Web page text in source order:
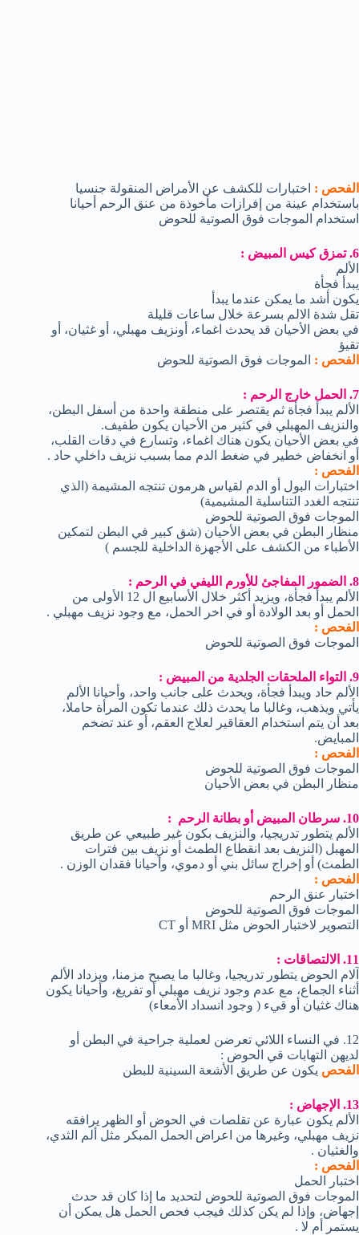
الفحص : اختبارات للكشف عن الأمراض المنقولة جنسيا
باستخدام عينة من إفرازات مأخوذة من عنق الرحم أحيانا
استخدام الموجات فوق الصوتية للحوض
6. تمزق كيس المبيض :
الألم
يبدأ فجأة
يكون أشد ما يمكن عندما يبدأ
تقل شدة الالم بسرعة خلال ساعات قليلة
في بعض الأحيان قد يحدث اغماء، أونزيف مهبلي، أو غثيان، أو
تقيؤ
الفحص : الموجات فوق الصوتية للحوض
7. الحمل خارج الرحم :
الألم يبدأ فجأة ثم يقتصر على منطقة واحدة من أسفل البطن،
والنزيف المهبلي في كثير من الأحيان يكون طفيف.
في بعض الأحيان يكون هناك اغماء، وتسارع في دقات القلب،
أو انخفاض خطير في ضغط الدم مما بسبب نزيف داخلي حاد .
الفحص :
اختبارات البول أو الدم لقياس هرمون تنتجه المشيمة (الذي
تنتجه الغدد التناسلية المشيمية)
الموجات فوق الصوتية للحوض
منظار البطن في بعض الأحيان (شق كبير في البطن لتمكين
الأطباء من الكشف على الأجهزة الداخلية للجسم )
8. الضمور المفاجئ للأورم الليفي في الرحم :
الألم يبدأ فجأة، ويزيد أكثر خلال الأسابيع ال 12 الأولى من
الحمل أو بعد الولادة أو في اخر الحمل، مع وجود نزيف مهبلي .
الفحص :
الموجات فوق الصوتية للحوض
9. التواء الملحقات الجلدية من المبيض :
الألم حاد ويبدأ فجأة، ويحدث على جانب واحد، وأحيانا الألم
يأتي ويذهب، وغالبا ما يحدث ذلك عندما تكون المرأة حاملا،
بعد أن يتم استخدام العقاقير لعلاج العقم، أو عند تضخم
المبايض.
الفحص :
الموجات فوق الصوتية للحوض
منظار البطن في بعض الأحيان
10. سرطان المبيض أو بطانة الرحم :
الألم يتطور تدريجيا، والنزيف بكون غير طبيعي عن طريق
المهبل (النزيف بعد انقطاع الطمث أو نزيف بين فترات
الطمث) أو إخراج سائل بني أو دموي، وأحيانا فقدان الوزن .
الفحص :
اختبار عنق الرحم
الموجات فوق الصوتية للحوض
التصوير لاختبار الحوض مثل MRI أو CT
11. الالتصاقات :
آلام الحوض يتطور تدريجيا، وغالبا ما يصبح مزمنا، ويزداد الألم
أثناء الجماع، مع عدم وجود نزيف مهبلي أو تفريغ، وأحيانا يكون
هناك غثيان أو قيء ( وجود انسداد الأمعاء)
12. في النساء اللائي تعرضن لعملية جراحية في البطن أو
لديهن التهابات قي الحوض :
الفحص يكون عن طريق الأشعة السينية للبطن
13. الإجهاض :
الألم يكون عبارة عن تقلصات في الحوض أو الظهر يرافقه
نزيف مهبلي، وغيرها من اعراض الحمل المبكر مثل ألم الثدي،
والغثيان .
الفحص :
اختبار الحمل
الموجات فوق الصوتية للحوض لتحديد ما إذا كان قد حدث
إجهاض، وإذا لم يكن كذلك فيجب فحص الحمل هل يمكن أن
يستمر أم لا .